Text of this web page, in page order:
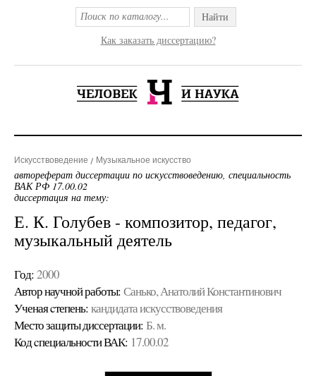
Найти
Как заказать диссертацию?
Искусствоведение Музыкальное искусство
автореферат диссертации по искусствоведению, специальность
ВАК РФ 17.00.02
диссертация на тему:
Е. К. Голубев - композитор, педагог,
музыкальный деятель
Год: 2000
Автор научной работы: Санько, Анатолий Константинович
Ученая cтепень: кандидата искусствоведения
Место защиты диссертации: Б. м.
Код cпециальности ВАК: 17.00.02